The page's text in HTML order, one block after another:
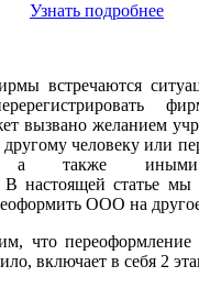
Узнать подробнее
встречаются
вызвано желанием
другому человеку или
а также
В настоящей статье
ООО на
что
включает в себя 2